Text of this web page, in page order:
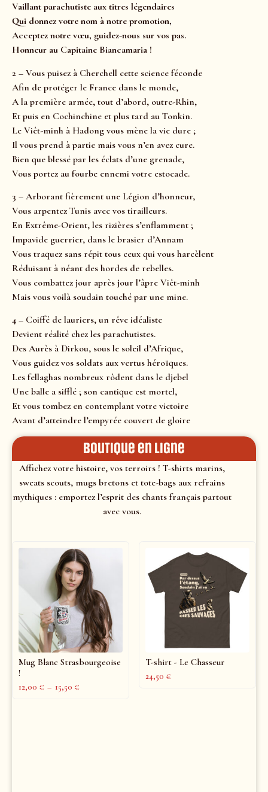
Vaillant parachutiste aux titres légendaires
Qui donnez votre nom à notre promotion,
Acceptez notre vœu, guidez-nous sur vos pas.
Honneur au Capitaine Biancamaria !
2 – Vous puisez à Cherchell cette science féconde
Afin de protéger le France dans le monde,
A la première armée, tout d’abord, outre-Rhin,
Et puis en Cochinchine et plus tard au Tonkin.
Le Viêt-minh à Hadong vous mène la vie dure ;
Il vous prend à partie mais vous n’en avez cure.
Bien que blessé par les éclats d’une grenade,
Vous portez au fourbe ennemi votre estocade.
3 – Arborant fièrement une Légion d’honneur,
Vous arpentez Tunis avec vos tirailleurs.
En Extrême-Orient, les rizières s’enflamment ;
Impavide guerrier, dans le brasier d’Annam
Vous traquez sans répit tous ceux qui vous harcèlent
Réduisant à néant des hordes de rebelles.
Vous combattez jour après jour l’âpre Viêt-minh
Mais vous voilà soudain touché par une mine.
4 – Coiffé de lauriers, un rêve idéaliste
Devient réalité chez les parachutistes.
Des Aurès à Dirkou, sous le soleil d’Afrique,
Vous guidez vos soldats aux vertus héroïques.
Les fellaghas nombreux rôdent dans le djebel
Une balle a sifflé ; son cantique est mortel,
Et vous tombez en contemplant votre victoire
Avant d’atteindre l’empyrée couvert de gloire
Boutique en ligne
Affichez votre histoire, vos terroirs ! T-shirts marins,
sweats scouts, mugs bretons et tote-bags aux refrains
mythiques : emportez l’esprit des chants français partout
avec vous.
Mug Blanc Strasbourgeoise
!
12,00 € – 15,50 €
T-shirt - Le Chasseur
24,50 €